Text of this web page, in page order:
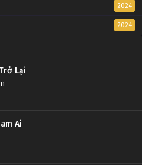
2024
2024
Lại
Ai